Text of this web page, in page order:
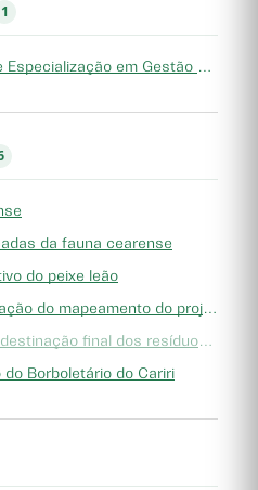
1
em Gestão Ambiental Pública
da fauna cearense
do peixe leão
econômico do Ceará - zona costeira e unidades de conservação costeiras"
dos resíduos sólidos urbanos no Ceará
Borboletário do Cariri